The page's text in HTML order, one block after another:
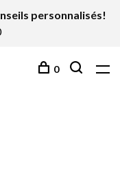
personnalisés!
0